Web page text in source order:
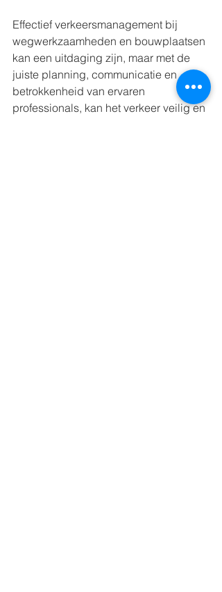
Effectief verkeersmanagement bij
wegwerkzaamheden en bouwplaatsen
kan een uitdaging zijn, maar met de
juiste planning, communicatie en
betrokkenheid van ervaren
professionals, kan het verkeer veilig en